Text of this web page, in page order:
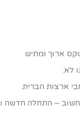
ארוך ומתיש.
לא.
ארצות הברית.
– התחלה חדשה